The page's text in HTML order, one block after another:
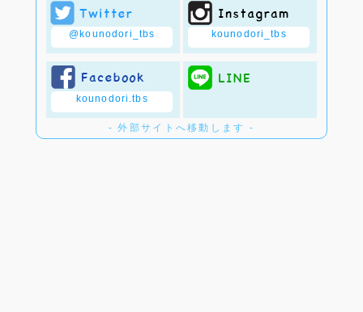
@kounodori_tbs kounodori_tbs
kounodori.tbs
- 外部サイトへ移動します -